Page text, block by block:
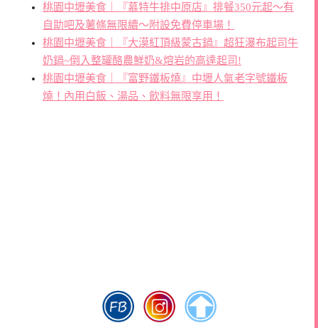
桃園中壢美食｜『慕特牛排中原店』排餐350元起～有
自助吧及薯條無限續～附設免費停車場！
桃園中壢美食｜『大漠紅頂級蒙古鍋』超狂瀑布起司牛
奶鍋~倒入整罐酪農鮮奶&熔岩的高達起司!
桃園中壢美食｜『富野鐵板燒』中壢人氣老字號鐵板
燒！內用白飯、湯品、飲料無限享用！